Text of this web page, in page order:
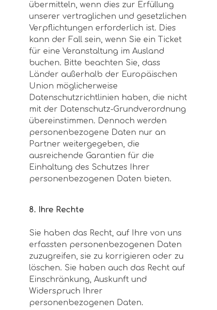
übermitteln, wenn dies zur Erfüllung
unserer vertraglichen und gesetzlichen
Verpflichtungen erforderlich ist. Dies
kann der Fall sein, wenn Sie ein Ticket
für eine Veranstaltung im Ausland
buchen. Bitte beachten Sie, dass
Länder außerhalb der Europäischen
Union möglicherweise
Datenschutzrichtlinien haben, die nicht
mit der Datenschutz-Grundverordnung
übereinstimmen. Dennoch werden
personenbezogene Daten nur an
Partner weitergegeben, die
ausreichende Garantien für die
Einhaltung des Schutzes Ihrer
personenbezogenen Daten bieten.
8. Ihre Rechte
Sie haben das Recht, auf Ihre von uns
erfassten personenbezogenen Daten
zuzugreifen, sie zu korrigieren oder zu
löschen. Sie haben auch das Recht auf
Einschränkung, Auskunft und
Widerspruch Ihrer
personenbezogenen Daten.